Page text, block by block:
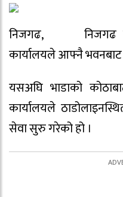
निजगढ, निजगढ
कार्यालयले आफ्नै
यसअघि भाडाको
कार्यालयले
सेवा सुरु गरेको हो ।